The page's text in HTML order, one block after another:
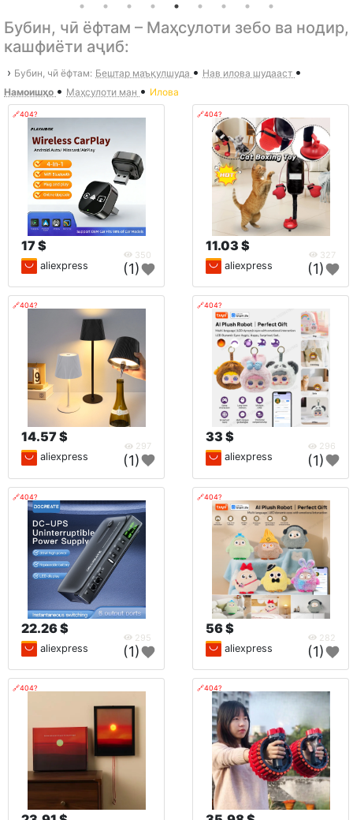
Бубин, чӣ ёфтам – Маҳсулоти зебо ва нодир,
кашфиёти аҷиб:
› Бубин, чӣ ёфтам: Бештар маъқулшуда • Нав илова шудааст •
Намоишҳо • Маҳсулоти ман • Илова
🔗404?
17 $
350
aliexpress (1)
🔗404?
11.03 $
327
aliexpress (1)
🔗404?
14.57 $
297
aliexpress (1)
🔗404?
33 $
296
aliexpress (1)
🔗404?
22.26 $
295
aliexpress (1)
🔗404?
56 $
282
aliexpress (1)
🔗404? 🔗404?